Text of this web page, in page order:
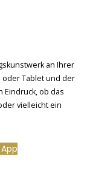
an Ihrer
oder Tablet und der
Eindruck, ob das
vielleicht ein